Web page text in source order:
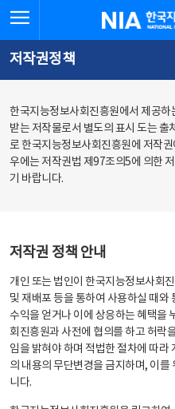
문
로
가
체
뉴
바
가
한국지능정보
저작권정책
한국지능정보사회진흥원에서 제공하
받는 저작물로서 별도의 표시 도는
로 한국지능정보사회진흥원에 저작
우에는 저작권법 제97조의5에 의한
기 바랍니다.
저작권 정책 안내
개인 또는 법인이 한국지능정보사회
및 재배포 등을 통하여 사용하실 때
수익을 얻거나 이에 상응하는 혜택을
회진흥원과 사전에 협의를 하고 허락
임을 밝혀야 하며 적법한 절차에 따라
의 내용의 무단변경을 금지하며, 이를
니다.